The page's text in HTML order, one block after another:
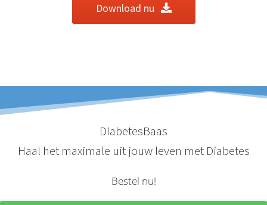
Download nu
DiabetesBaas
Haal het maximale uit jouw leven met Diabetes
Bestel nu!